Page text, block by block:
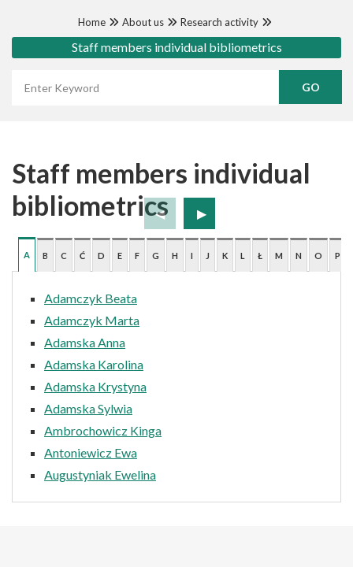
Home About us Research activity
Staff members individual bibliometrics
Staff members individual
bibliometrics
A B C Ć D E F G H I J K L Ł M N O P
Adamczyk Beata
Adamczyk Marta
Adamska Anna
Adamska Karolina
Adamska Krystyna
Adamska Sylwia
Ambrochowicz Kinga
Antoniewicz Ewa
Augustyniak Ewelina